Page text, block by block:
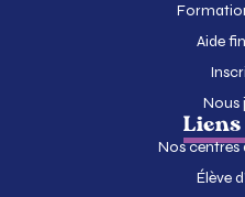
Aide
Nous
Nos
Élève